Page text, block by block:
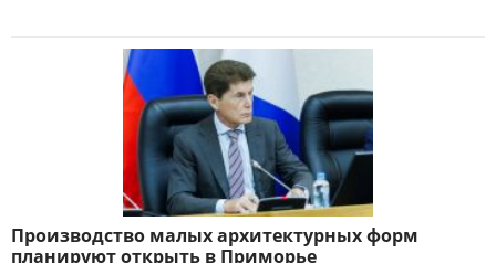
Производство малых архитектурных форм
планируют открыть в Приморье